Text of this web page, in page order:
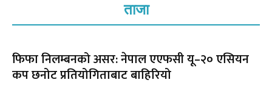
ताजा
फिफा निलम्बनको असर: नेपाल एएफसी यू–२० एसियन
कप छनोट प्रतियोगिताबाट बाहिरियो